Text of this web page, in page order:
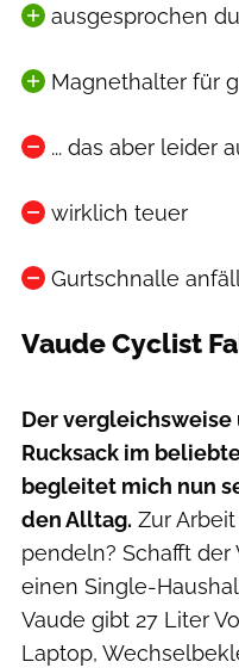
ausgesprochen
Magnethalter für
... das aber leider
wirklich teuer
Gurtschnalle
Vaude Cyclist
Der
Rucksack im
begleitet mich nun
den Alltag. Zur
pendeln? Schafft der
einen Single-
Vaude gibt 27 Liter
Laptop,